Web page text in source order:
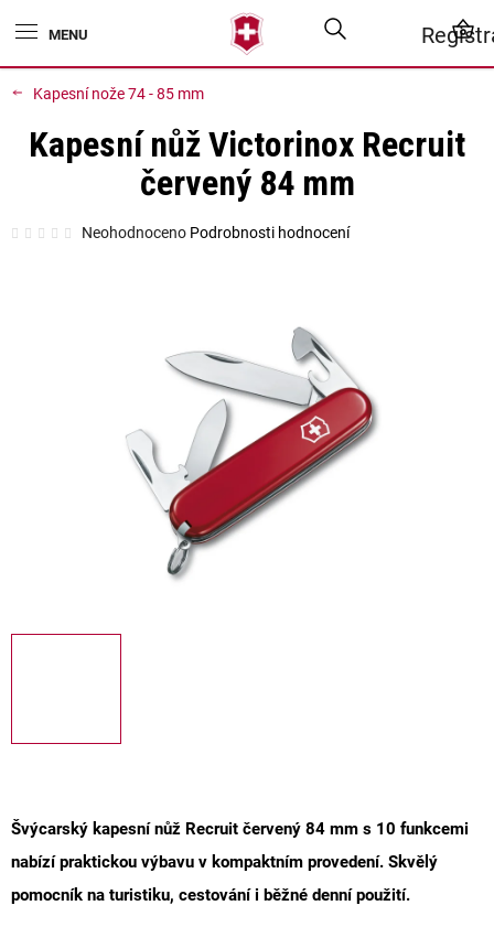
na
Kapesní nože 74 - 85 mm
Švýcarský kapesní nůž Recruit červený 84 mm s 10 funkcemi
nabízí praktickou výbavu v kompaktním provedení. Skvělý
pomocník na turistiku, cestování i běžné denní použití.
Kapesní nůž Victorinox Recruit
červený 84 mm
Průměrné
hodnocení
Neohodnoceno Podrobnosti hodnocení